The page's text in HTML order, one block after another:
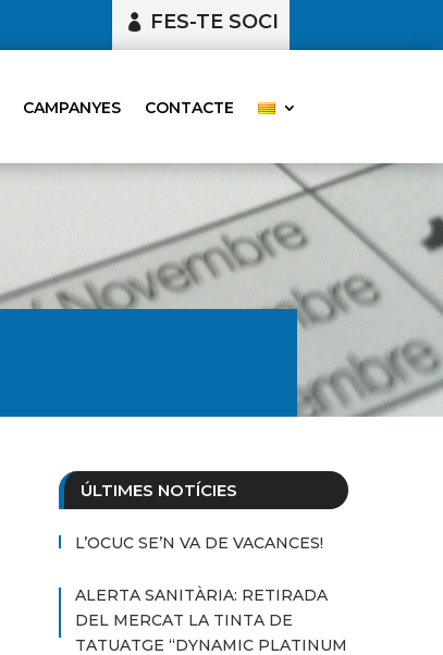
FES-TE SOCI
CAMPANYES CONTACTE
ÚLTIMES NOTÍCIES
L’OCUC SE’N VA DE VACANCES!
ALERTA SANITÀRIA: RETIRADA
DEL MERCAT LA TINTA DE
TATUATGE “DYNAMIC PLATINUM